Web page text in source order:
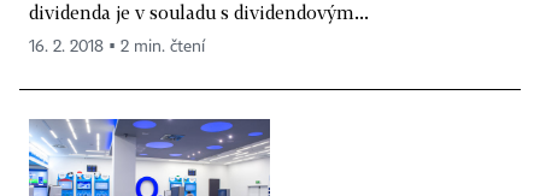
dividenda je v souladu s dividendovým...
16. 2. 2018 ▪ 2 min. čtení